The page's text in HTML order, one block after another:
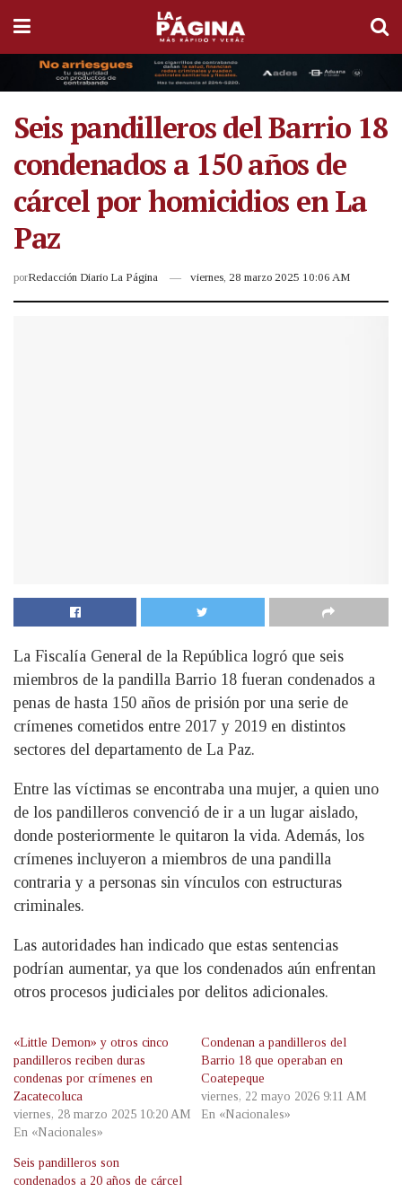
Seis pandilleros del Barrio 18
condenados a 150 años de
cárcel por homicidios en La
Paz
porRedacción Diario La Página viernes, 28 marzo 2025 10:06 AM
La Fiscalía General de la República logró que seis
miembros de la pandilla Barrio 18 fueran condenados a
penas de hasta 150 años de prisión por una serie de
crímenes cometidos entre 2017 y 2019 en distintos
sectores del departamento de La Paz.
Entre las víctimas se encontraba una mujer, a quien uno
de los pandilleros convenció de ir a un lugar aislado,
donde posteriormente le quitaron la vida. Además, los
crímenes incluyeron a miembros de una pandilla
contraria y a personas sin vínculos con estructuras
criminales.
Las autoridades han indicado que estas sentencias
podrían aumentar, ya que los condenados aún enfrentan
otros procesos judiciales por delitos adicionales.
«Little Demon» y otros cinco
pandilleros reciben duras
condenas por crímenes en
Zacatecoluca
viernes, 28 marzo 2025 10:20 AM
En «Nacionales»
Condenan a pandilleros del
Barrio 18 que operaban en
Coatepeque
viernes, 22 mayo 2026 9:11 AM
En «Nacionales»
Seis pandilleros son
condenados a 20 años de cárcel